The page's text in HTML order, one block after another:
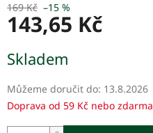
169 Kč –15 %
143,65 Kč
cena:
Skladem
Můžeme doručit do: 13.8.2026
Doprava od 59 Kč nebo zdarma